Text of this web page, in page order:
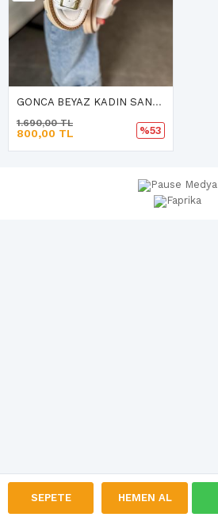
SEPETE HEMEN AL
GONCA BEYAZ KADIN SANDALET
800,00 TL
1.690,00 TL
%53